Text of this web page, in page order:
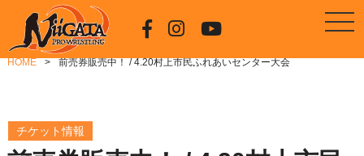
HOME 前売券販売中！ / 4.20村上市民ふれあいセンター大会
チケット情報